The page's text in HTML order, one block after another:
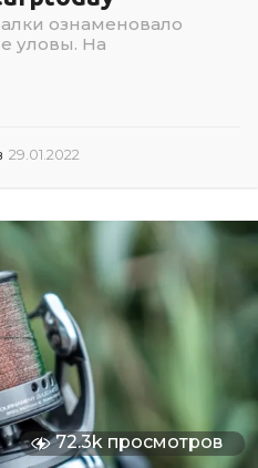
ознаменовало
уловы. На
29.01.2022
0
2
72.3k просмотров